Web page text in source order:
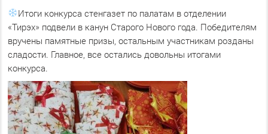
Итоги конкурса стенгазет по палатам в отделении
«Тирэх» подвели в канун Старого Нового года. Победителям
вручены памятные призы, остальным участникам розданы
сладости. Главное, все остались довольны итогами
конкурса.